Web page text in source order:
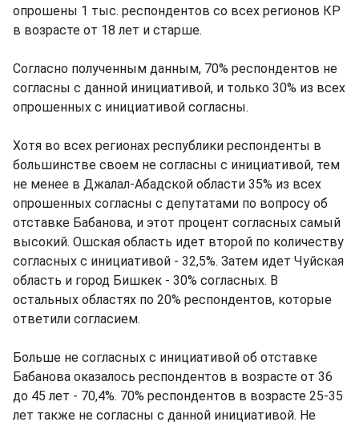
опрошены 1 тыс. респондентов со всех регионов КР
в возрасте от 18 лет и старше.
Согласно полученным данным, 70% респондентов не
согласны с данной инициативой, и только 30% из всех
опрошенных с инициативой согласны.
Хотя во всех регионах республики респонденты в
большинстве своем не согласны с инициативой, тем
не менее в Джалал-Абадской области 35% из всех
опрошенных согласны с депутатами по вопросу об
отставке Бабанова, и этот процент согласных самый
высокий. Ошская область идет второй по количеству
согласных с инициативой - 32,5%. Затем идет Чуйская
область и город Бишкек - 30% согласных. В
остальных областях по 20% респондентов, которые
ответили согласием.
Больше не согласных с инициативой об отставке
Бабанова оказалось респондентов в возрасте от 36
до 45 лет - 70,4%. 70% респондентов в возрасте 25-35
лет также не согласны с данной инициативой. Не